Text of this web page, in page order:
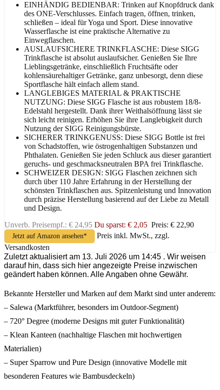
EINHÄNDIG BEDIENBAR: Trinken auf Knopfdruck dank
des ONE-Verschlusses. Einfach tragen, öffnen, trinken,
schließen – ideal für Yoga und Sport. Diese innovative
Wasserflasche ist eine praktische Alternative zu
Einwegflaschen.
AUSLAUFSICHERE TRINKFLASCHE: Diese SIGG
Trinkflasche ist absolut auslaufsicher. Genießen Sie Ihre
Lieblingsgetränke, einschließlich Fruchtsäfte oder
kohlensäurehaltiger Getränke, ganz unbesorgt, denn diese
Sportflasche hält einfach allem stand.
LANGLEBIGES MATERIAL & PRAKTISCHE
NUTZUNG: Diese SIGG Flasche ist aus robustem 18/8-
Edelstahl hergestellt. Dank ihrer Weithalsöffnung lässt sie
sich leicht reinigen. Erhöhen Sie ihre Langlebigkeit durch
Nutzung der SIGG Reinigungsbürste.
SICHERER TRINKGENUSS: Diese SIGG Bottle ist frei
von Schadstoffen, wie östrogenhaltigen Substanzen und
Phthalaten. Genießen Sie jeden Schluck aus dieser garantiert
geruchs- und geschmacksneutralen BPA frei Trinkflasche.
SCHWEIZER DESIGN: SIGG Flaschen zeichnen sich
durch über 110 Jahre Erfahrung in der Herstellung der
schönsten Trinkflaschen aus. Spitzenleistung und Innovation
durch präzise Herstellung basierend auf der Liebe zu Metall
und Design.
Unverb. Preisempf.: € 24,95 Du sparst: € 2,05 Preis: € 22,90
Jetzt auf Amazon ansehen*
Preis inkl. MwSt., zzgl.
Versandkosten
Zuletzt aktualisiert am 13. Juli 2026 um 14:45 . Wir weisen
darauf hin, dass sich hier angezeigte Preise inzwischen
geändert haben können. Alle Angaben ohne Gewähr.
Bekannte Hersteller und Marken auf dem Markt sind unter anderem:
– Salewa (Marktführer, besonders im Outdoor-Segment)
– 720° Degree (moderne Designs mit guter Funktionalität)
– Klean Kanteen (nachhaltige Flaschen mit hochwertigen
Materialien)
– Super Sparrow und Pure Design (innovative Modelle mit
besonderen Features wie Bambusdeckeln)